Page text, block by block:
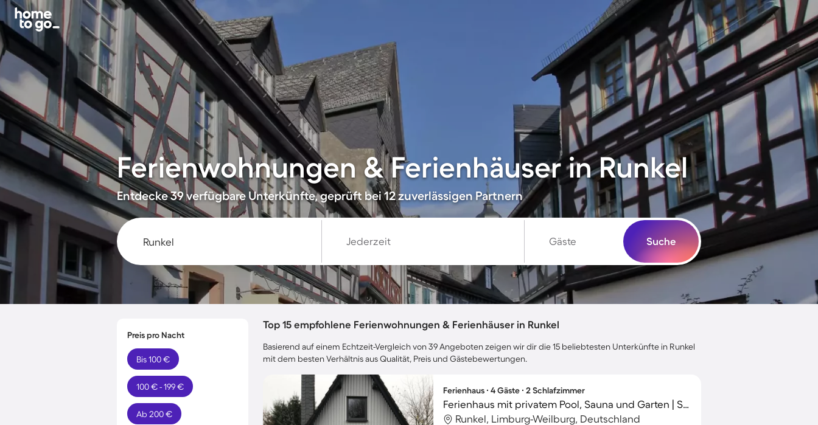
Ferienwohnungen & Ferienhäuser in Runkel
Entdecke 39 verfügbare Unterkünfte, geprüft bei 12 zuverlässigen Partnern
Jederzeit Gäste Suche
Preis pro Nacht
Bis 100 €
100 € - 199 €
Ab 200 €
Top 15 empfohlene Ferienwohnungen & Ferienhäuser in Runkel
Basierend auf einem Echtzeit-Vergleich von 39 Angeboten zeigen wir dir die 15 beliebtesten Unterkünfte in Runkel
mit dem besten Verhältnis aus Qualität, Preis und Gästebewertungen.
Ferienhaus ∙ 4 Gäste ∙ 2 Schlafzimmer
Ferienhaus mit privatem Pool, Sauna und Garten | Seeblick
Runkel, Limburg-Weilburg, Deutschland